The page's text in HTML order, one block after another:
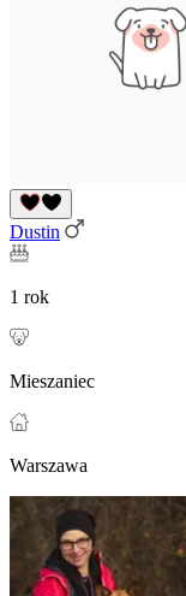
Dustin
1 rok
Mieszaniec
Warszawa